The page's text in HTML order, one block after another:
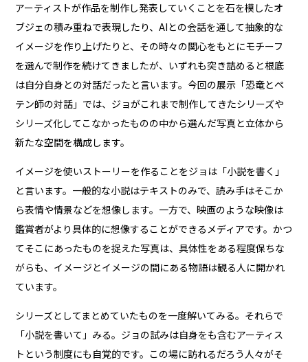
アーティストが作品を制作し発表していくことを石を模したオ
ブジェの積み重ねで表現したり、AIとの会話を通して抽象的な
イメージを作り上げたりと、その時々の関心をもとにモチーフ
を選んで制作を続けてきましたが、いずれも突き詰めると根底
は自分自身との対話だったと言います。今回の展示「恐竜とペ
テン師の対話」では、ジョがこれまで制作してきたシリーズや
シリーズ化してこなかったものの中から選んだ写真と立体から
新たな空間を構成します。
イメージを使いストーリーを作ることをジョは「小説を書く」
と言います。一般的な小説はテキストのみで、読み手はそこか
ら表情や情景などを想像します。一方で、映画のような映像は
鑑賞者がより具体的に想像することができるメディアです。かつ
てそこにあったものを捉えた写真は、具体性をある程度保ちな
がらも、イメージとイメージの間にある物語は観る人に開かれ
ています。
シリーズとしてまとめていたものを一度解いてみる。それらで
「小説を書いて」みる。ジョの試みは自身をも含むアーティス
トという制度にも自覚的です。この場に訪れるだろう人々がそ